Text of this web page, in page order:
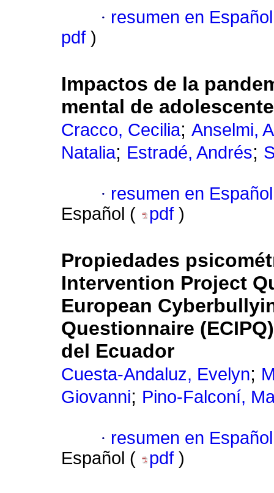
· resumen en Español
pdf )
Impactos de la
mental de
Cracco, Cecilia; Anselmi,
Natalia; Estradé, Andrés;
· resumen en Español
Español (
pdf )
Propiedades
Intervention Project
European
Questionnaire
del Ecuador
Cuesta-Andaluz, Evelyn;
Giovanni; Pino-Falconí,
· resumen en Español
Español (
pdf )